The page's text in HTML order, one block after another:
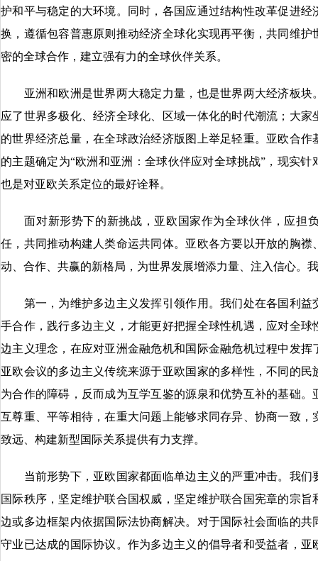
护和平与稳定的大环境。同时，各国应通过结构性改革促进
换，遵循包容普惠原则推动经济全球化实现再平衡，共同维
密的全球合作，建立强有力的全球伙伴关系。
亚洲和欧洲是世界两大稳定力量，也是世界两大经济板块
应了世界多极化、经济全球化、区域一体化的时代潮流；大
的世界经济总量，在全球政治经济版图上举足轻重。亚欧合
的主题确定为“欧洲和亚洲：全球伙伴应对全球挑战”，现实
也是对亚欧关系定位的最好诠释。
面对新形势下的新挑战，亚欧国家作为全球伙伴，应担
任，共同推动构建人类命运共同体。亚欧各方要以开放的胸
动、合作、共赢的新格局，为世界发展增添力量、注入信心。
第一，为维护多边主义发挥引领作用。我们处在各国利益
手合作，践行多边主义，才能更好把握全球性机遇，应对全
边主义理念，在应对亚洲金融危机和国际金融危机过程中发
亚欧会议的多边主义传统来源于亚欧国家的多样性，不同的
为合作的障碍，反而成为互学互鉴的源泉和优势互补的基础
互尊重、平等相待，在重大问题上能够求同存异、协商一致
致远、构建新型国际关系提供有力支撑。
当前形势下，亚欧国家都面临单边主义的严重冲击。我们
国际秩序，坚定维护联合国权威，坚定维护联合国宪章的宗
边或多边框架内依据国际法协商解决。对于国际社会面临的
守业已达成的国际协议。作为多边主义的倡导者和受益者，